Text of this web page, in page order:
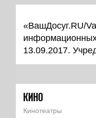
«ВашДосуг.RU/
13.09.2017.
КИНО
Кинотеатры